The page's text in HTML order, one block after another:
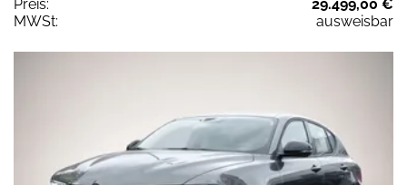
Preis:
29.499,00 €
MWSt:
ausweisbar